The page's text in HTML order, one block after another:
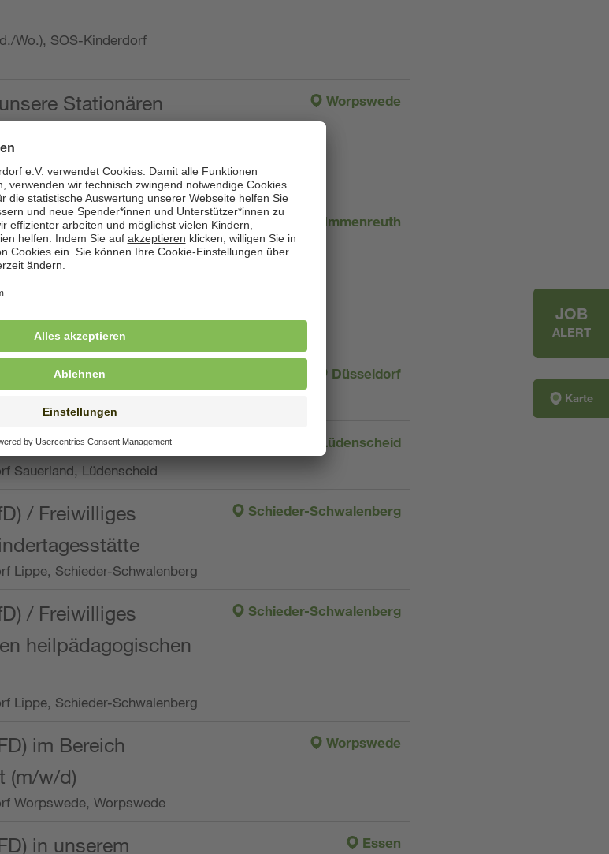
Wo.), SOS-Kinderdorf
Stationären
(mind. 30 - max. 38,5
Worpswede
als
die Ambulanten
(min. 34 bis max. 38,5
Immenreuth
Düsseldorf
Düsseldorf
Sauerland, Lüdenscheid
Lüdenscheid
/ Freiwilliges
Lippe, Schieder-Schwalenberg
Schieder-Schwalenberg
/ Freiwilliges
heilpädagogischen
Lippe, Schieder-Schwalenberg
Schieder-Schwalenberg
im Bereich
(m/w/d)
Worpswede, Worpswede
Worpswede
in unserem
Essen
JOB
ALERT
Karte